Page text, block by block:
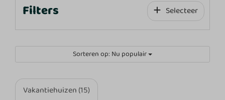
Filters Selecteer
Sorteren op: Nu populair
Vakantiehuizen (15)